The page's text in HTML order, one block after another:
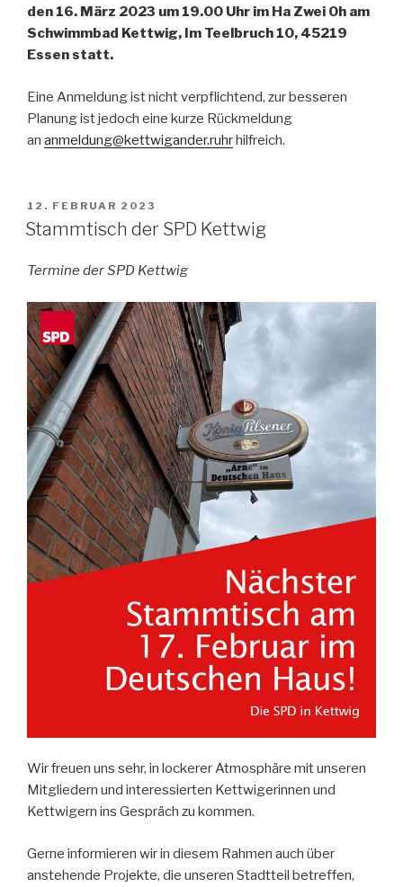
den 16. März 2023 um 19.00 Uhr im Ha Zwei Oh am
Schwimmbad Kettwig, Im Teelbruch 10, 45219
Essen statt.
Eine Anmeldung ist nicht verpflichtend, zur besseren
Planung ist jedoch eine kurze Rückmeldung
an anmeldung@kettwigander.ruhrhilfreich.
VERÖFFENTLICHT
AM
12. FEBRUAR 2023
Stammtisch der SPD Kettwig
Termine der SPD Kettwig
Wir freuen uns sehr, in lockerer Atmosphäre mit unseren
Mitgliedern und interessierten Kettwigerinnen und
Kettwigern ins Gespräch zu kommen.
Gerne informieren wir in diesem Rahmen auch über
anstehende Projekte, die unseren Stadtteil betreffen,